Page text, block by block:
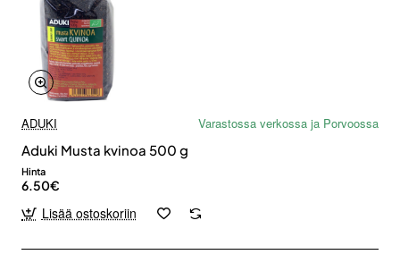
ADUKI
Varastossa verkossa ja Porvoossa
Aduki Musta kvinoa 500 g
Hinta
6.50€
Lisää ostoskoriin